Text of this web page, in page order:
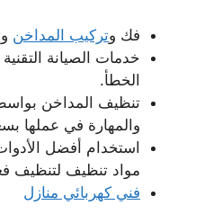
فك وتركيب المداخن
خدمات الصيانة
الخطأ.
تنظيف المداخن
والمهارة في عملها
استخدام أفضل
مواد تنظيف لتنظيف
فني كهربائي منازل